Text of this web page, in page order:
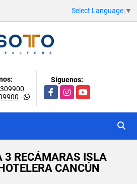
Select Language ▼
-
Síguenos:
FacebookInstagramYouTube
3 RECÁMARAS ISLA
CANCÚN